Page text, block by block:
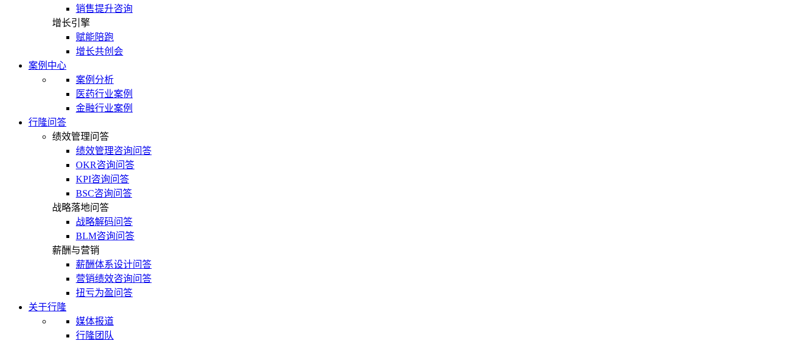
销售提升咨询
增长引擎
赋能陪跑
增长共创会
案例中心
案例分析
医药行业案例
金融行业案例
行隆问答
绩效管理问答
绩效管理咨询问答
OKR咨询问答
KPI咨询问答
BSC咨询问答
战略落地问答
战略解码问答
BLM咨询问答
薪酬与营销
薪酬体系设计问答
营销绩效咨询问答
扭亏为盈问答
关于行隆
媒体报道
行隆团队